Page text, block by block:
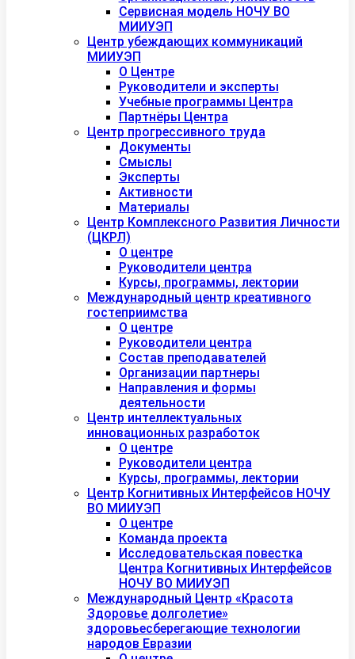
Сервисная модель НОЧУ ВО
МИИУЭП
Центр убеждающих коммуникаций
МИИУЭП
О Центре
Руководители и эксперты
Учебные программы Центра
Партнёры Центра
Центр прогрессивного труда
Документы
Смыслы
Эксперты
Активности
Материалы
Центр Комплексного Развития Личности
(ЦКРЛ)
О центре
Руководители центра
Курсы, программы, лектории
Международный центр креативного
гостеприимства
О центре
Руководители центра
Состав преподавателей
Организации партнеры
Направления и формы
деятельности
Центр интеллектуальных
инновационных разработок
О центре
Руководители центра
Курсы, программы, лектории
Центр Когнитивных Интерфейсов НОЧУ
ВО МИИУЭП
О центре
Команда проекта
Исследовательская повестка
Центра Когнитивных Интерфейсов
НОЧУ ВО МИИУЭП
Международный Центр «Красота
Здоровье долголетие»
здоровьесберегающие технологии
народов Евразии